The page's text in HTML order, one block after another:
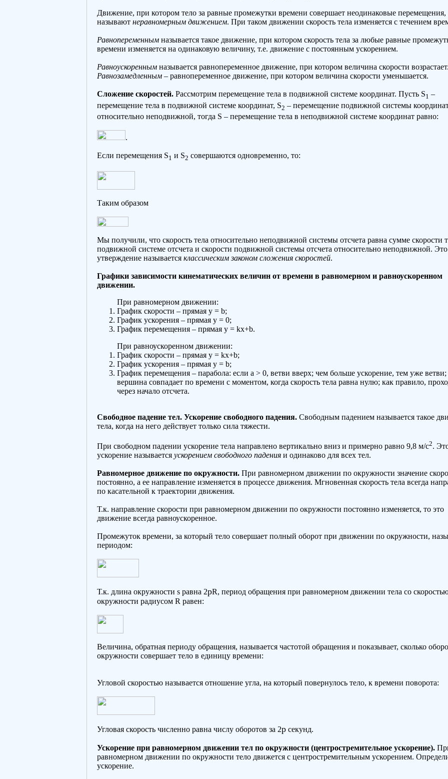
Движение, при котором тело за равные промежутки времени совершает неодинаковые перемещения,
называют неравномерным движением. При таком движении скорость тела изменяется с течением
Равнопеременным называется такое движение, при котором скорость тела за любые равные
времени изменяется на одинаковую величину, т.е. движение с постоянным ускорением.
Равноускоренным называется равнопеременное движение, при котором величина скорости возрастает.
Равнозамедленным – равнопеременное движение, при котором величина скорости уменьшается.
Сложение скоростей. Рассмотрим перемещение тела в подвижной системе координат. Пусть S1 –
перемещение тела в подвижной системе координат, S2 – перемещение подвижной системы
относительно неподвижной, тогда S – перемещение тела в неподвижной системе координат равно:
.
Если перемещения S1 и S2 совершаются одновременно, то:
Таким образом
Мы получили, что скорость тела относительно неподвижной системы отсчета равна сумме скорости
подвижной системе отсчета и скорости подвижной системы отсчета относительно неподвижной. Это
утверждение называется классическим законом сложения скоростей.
Графики зависимости кинематических величин от времени в равномерном и равноускоренном
движении.
При равномерном движении:
График скорости – прямая y = b;
График ускорения – прямая y = 0;
График перемещения – прямая y = kx+b.
При равноускоренном движении:
График скорости – прямая y = kx+b;
График ускорения – прямая y = b;
График перемещения – парабола: если a > 0, ветви вверх; чем больше ускорение, тем уже ветви;
вершина совпадает по времени с моментом, когда скорость тела равна нулю; как правило,
через начало отсчета.
Свободное падение тел. Ускорение свободного падения. Свободным падением называется такое
тела, когда на него действует только сила тяжести.
При свободном падении ускорение тела направлено вертикально вниз и примерно равно 9,8 м/с2.
ускорение называется ускорением свободного падения и одинаково для всех тел.
Равномерное движение по окружности. При равномерном движении по окружности значение
постоянно, а ее направление изменяется в процессе движения. Мгновенная скорость тела всегда
по касательной к траектории движения.
Т.к. направление скорости при равномерном движении по окружности постоянно изменяется, то это
движение всегда равноускоренное.
Промежуток времени, за который тело совершает полный оборот при движении по окружности,
периодом:
Т.к. длина окружности s равна 2pR, период обращения при равномерном движении тела со
окружности радиусом R равен:
Величина, обратная периоду обращения, называется частотой обращения и показывает, сколько
окружности совершает тело в единицу времени:
Угловой скоростью называется отношение угла, на который повернулось тело, к времени поворота:
Угловая скорость численно равна числу оборотов за 2p секунд.
Ускорение при равномерном движении тел по окружности (центростремительное ускорение).
равномерном движении по окружности тело движется с центростремительным ускорением.
ускорение.